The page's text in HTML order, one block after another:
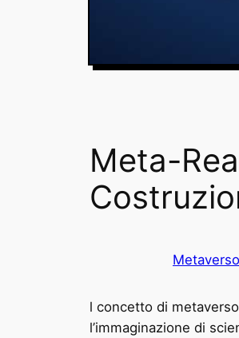
Meta-
Metaverso
l concetto di
l’immaginazione di